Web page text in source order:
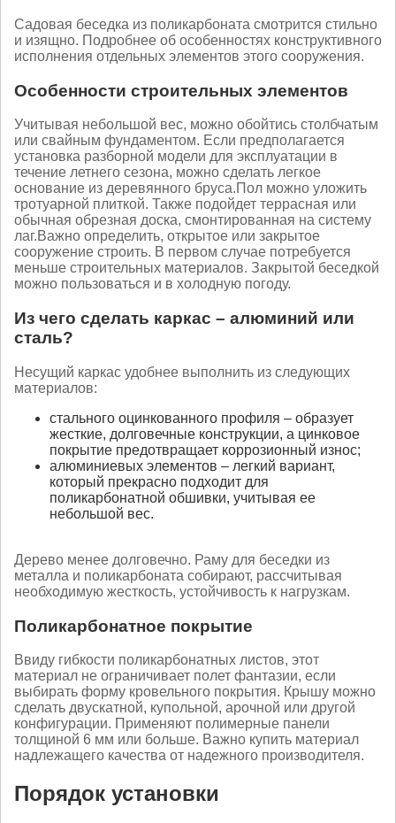
Садовая беседка из поликарбоната смотрится стильно
и изящно. Подробнее об особенностях конструктивного
исполнения отдельных элементов этого сооружения.
Особенности строительных элементов
Учитывая небольшой вес, можно обойтись столбчатым
или свайным фундаментом. Если предполагается
установка разборной модели для эксплуатации в
течение летнего сезона, можно сделать легкое
основание из деревянного бруса. Пол можно уложить
тротуарной плиткой. Также подойдет террасная или
обычная обрезная доска, смонтированная на систему
лаг.Важно определить, открытое или закрытое
сооружение строить. В первом случае потребуется
меньше строительных материалов. Закрытой беседкой
можно пользоваться и в холодную погоду.
Из чего сделать каркас – алюминий или
сталь?
Несущий каркас удобнее выполнить из следующих
материалов:
стального оцинкованного профиля – образует
жесткие, долговечные конструкции, а цинковое
покрытие предотвращает коррозионный износ;
алюминиевых элементов – легкий вариант,
который прекрасно подходит для
поликарбонатной обшивки, учитывая ее
небольшой вес.
Дерево менее долговечно. Раму для беседки из
металла и поликарбоната собирают, рассчитывая
необходимую жесткость, устойчивость к нагрузкам.
Поликарбонатное покрытие
Ввиду гибкости поликарбонатных листов, этот
материал не ограничивает полет фантазии, если
выбирать форму кровельного покрытия. Крышу можно
сделать двускатной, купольной, арочной или другой
конфигурации. Применяют полимерные панели
толщиной 6 мм или больше. Важно купить материал
надлежащего качества от надежного производителя.
Порядок установки